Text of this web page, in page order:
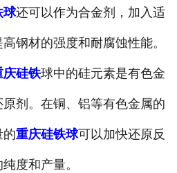
球还可以作为合金剂，加入适
钢材的强度和耐腐蚀性能。
庆硅铁球中的硅元素是有色金
剂。在铜、铝等有色金属的
的重庆硅铁球可以加快还原反
度和产量。